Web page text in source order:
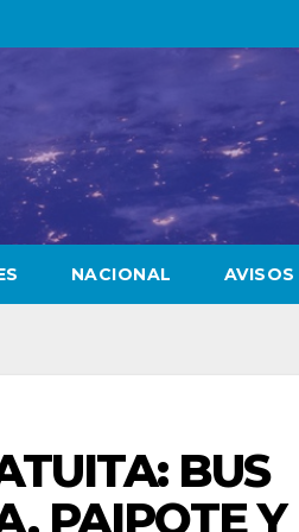
NACIONAL
BUS
PAIPOTE Y